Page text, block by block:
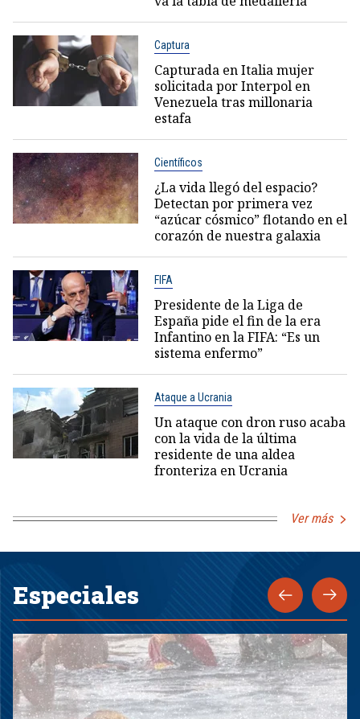
Captura
Capturada en Italia mujer
solicitada por Interpol en
Venezuela tras millonaria
estafa
Científicos
¿La vida llegó del espacio?
Detectan por primera vez
“azúcar cósmico” flotando en el
corazón de nuestra galaxia
FIFA
Presidente de la Liga de
España pide el fin de la era
Infantino en la FIFA: “Es un
sistema enfermo”
Ataque a Ucrania
Un ataque con dron ruso acaba
con la vida de la última
residente de una aldea
fronteriza en Ucrania
Ver más
Especiales